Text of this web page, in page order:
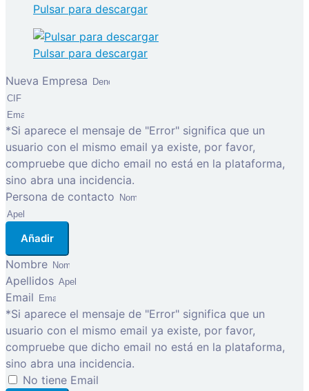
Pulsar para descargar
Pulsar para descargar
Nueva Empresa
*Si aparece el mensaje de "Error" significa que un
usuario con el mismo email ya existe, por favor,
compruebe que dicho email no está en la plataforma,
sino abra una incidencia.
Persona de contacto
Añadir
Nombre
Apellidos
Email
*Si aparece el mensaje de "Error" significa que un
usuario con el mismo email ya existe, por favor,
compruebe que dicho email no está en la plataforma,
sino abra una incidencia.
No tiene Email